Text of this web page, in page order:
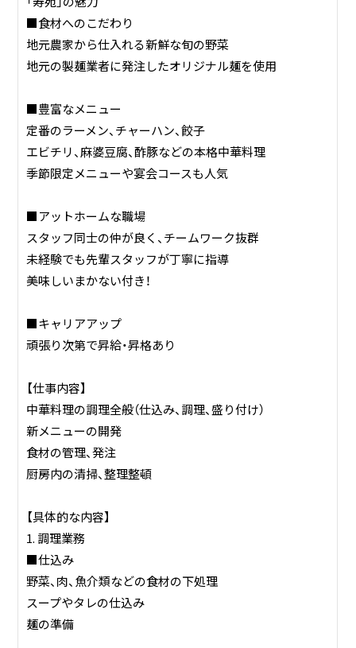
■食材へのこだわり
地元農家から仕入れる新鮮な旬の野菜
地元の製麺業者に発注したオリジナル麺を使用
■豊富なメニュー
定番のラーメン、チャーハン、餃子
エビチリ、麻婆豆腐、酢豚などの本格中華料理
季節限定メニューや宴会コースも人気
■アットホームな職場
スタッフ同士の仲が良く、チームワーク抜群
未経験でも先輩スタッフが丁寧に指導
美味しいまかない付き！
■キャリアアップ
頑張り次第で昇給・昇格あり
【仕事内容】
中華料理の調理全般（仕込み、調理、盛り付け）
新メニューの開発
食材の管理、発注
厨房内の清掃、整理整頓
【具体的な内容】
1. 調理業務
■仕込み
野菜、肉、魚介類などの食材の下処理
スープやタレの仕込み
麺の準備